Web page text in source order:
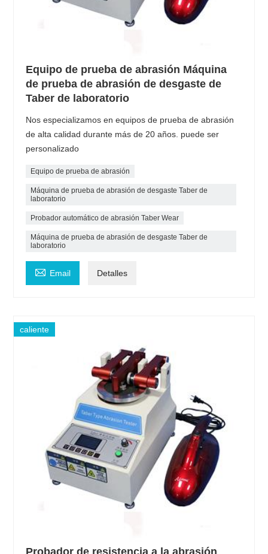
Equipo de prueba de abrasión Máquina
de prueba de abrasión de desgaste de
Taber de laboratorio
Nos especializamos en equipos de prueba de abrasión
de alta calidad durante más de 20 años. puede ser
personalizado
Equipo de prueba de abrasión
Máquina de prueba de abrasión de desgaste Taber de
laboratorio
Probador automático de abrasión Taber Wear
Máquina de prueba de abrasión de desgaste Taber de
laboratorio
 Email Detalles
caliente